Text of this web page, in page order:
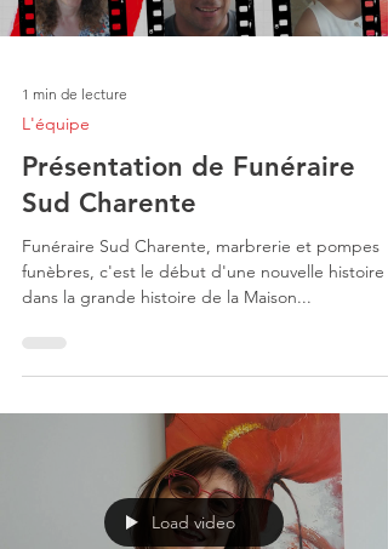
1 min de lecture
L'équipe
Présentation de Funéraire
Sud Charente
Funéraire Sud Charente, marbrerie et pompes
funèbres, c'est le début d'une nouvelle histoire
dans la grande histoire de la Maison...
Load video